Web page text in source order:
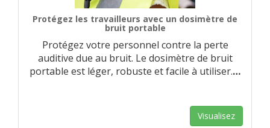
Protégez les travailleurs avec un dosimètre de
bruit portable
Protégez votre personnel contre la perte
auditive due au bruit. Le dosimètre de bruit
portable est léger, robuste et facile à utiliser.…
Visualisez